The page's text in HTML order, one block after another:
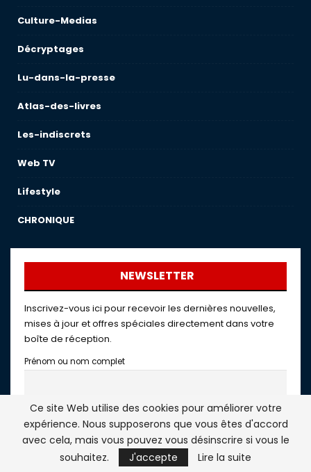
Culture-Medias
Décryptages
Lu-dans-la-presse
Atlas-des-livres
Les-indiscrets
Web TV
Lifestyle
CHRONIQUE
NEWSLETTER
Inscrivez-vous ici pour recevoir les dernières nouvelles,
mises à jour et offres spéciales directement dans votre
boîte de réception.
Prénom ou nom complet
Email
AtlasInfo
Ce site Web utilise des cookies pour améliorer votre
expérience. Nous supposerons que vous êtes d'accord
avec cela, mais vous pouvez vous désinscrire si vous le
souhaitez.
J'accepte Lire la suite